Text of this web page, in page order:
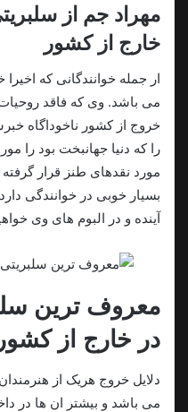
مهراد جم از
خارج از کشور
ار جمله خوانندگانی که
می باشد. وی که فاقد
خروج از کشور ناخوداگاه
را که دنیا جهانبخت بود را
مورد نقدهای طنز قرار
بسیار خوبی در خوانندگی
آینده و در البوم های وی
معروف ترین
در خارج از کشور
دلایل خروج هریک از
می باشد و بیشتر ان ها در